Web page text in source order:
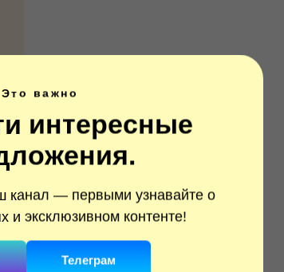
Это важно
интересные
канал — первыми узнавайте о
и эксклюзивном контенте!
Телеграм